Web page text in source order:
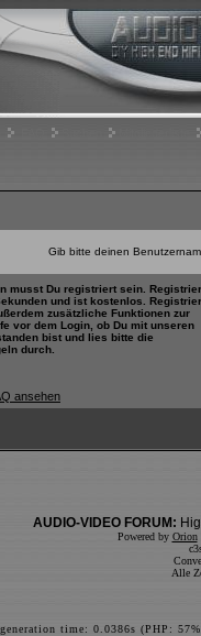
Gib bitte deinen
musst Du registriert sein.
und ist kostenlos.
zusätzliche Funktionen zur
vor dem Login, ob Du mit unseren
bist und lies bitte die
durch.
ansehen
AUDIO-VIDEO FORUM:
Powered by Orion
Alle
time: 0.0386s (PHP: